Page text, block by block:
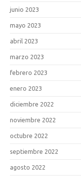
junio 2023
mayo 2023
abril 2023
marzo 2023
febrero 2023
enero 2023
diciembre 2022
noviembre 2022
octubre 2022
septiembre 2022
agosto 2022